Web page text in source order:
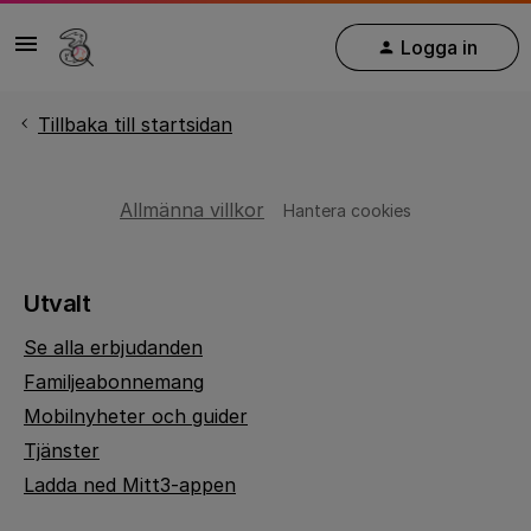
Logga in
Tillbaka till startsidan
Allmänna villkor Hantera cookies
Utvalt
Se alla erbjudanden
Familjeabonnemang
Mobilnyheter och guider
Tjänster
Ladda ned Mitt3-appen